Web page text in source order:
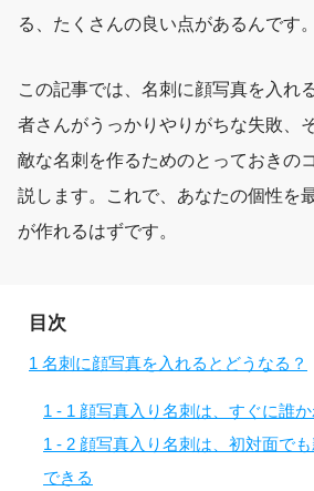
る、たくさんの良い点があるんです。
この記事では、名刺に顔写真を入れ
者さんがうっかりやりがちな失敗、
敵な名刺を作るためのとっておきの
説します。これで、あなたの個性を
が作れるはずです。
目次
1 名刺に顔写真を入れるとどうなる？
1 - 1 顔写真入り名刺は、すぐに誰
1 - 2 顔写真入り名刺は、初対面で
できる